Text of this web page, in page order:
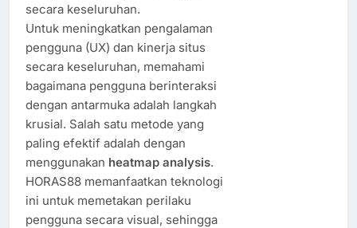
secara keseluruhan.
Untuk meningkatkan pengalaman
pengguna (UX) dan kinerja situs
secara keseluruhan, memahami
bagaimana pengguna berinteraksi
dengan antarmuka adalah langkah
krusial. Salah satu metode yang
paling efektif adalah dengan
menggunakan heatmap analysis.
HORAS88 memanfaatkan teknologi
ini untuk memetakan perilaku
pengguna secara visual, sehingga